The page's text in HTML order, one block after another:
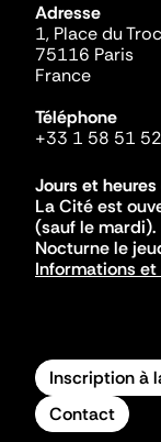
Adresse
1, Place du
75116 Paris
France
Téléphone
+33 1 58 51
Jours et
La Cité est
(sauf le mardi).
Nocturne le
Informations
Inscription à
Contact